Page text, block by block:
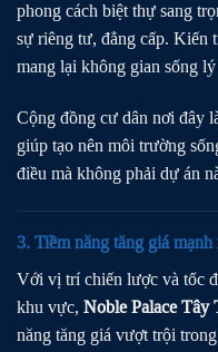
phong cách biệt thự sang
sự riêng tư, đẳng cấp. Kiến
mang lại không gian sống
Cộng đồng cư dân nơi đây
giúp tạo nên môi trường
điều mà không phải dự án
3. Tiềm năng tăng giá mạnh
Với vị trí chiến lược và tốc
khu vực, Noble Palace Tây
năng tăng giá vượt trội